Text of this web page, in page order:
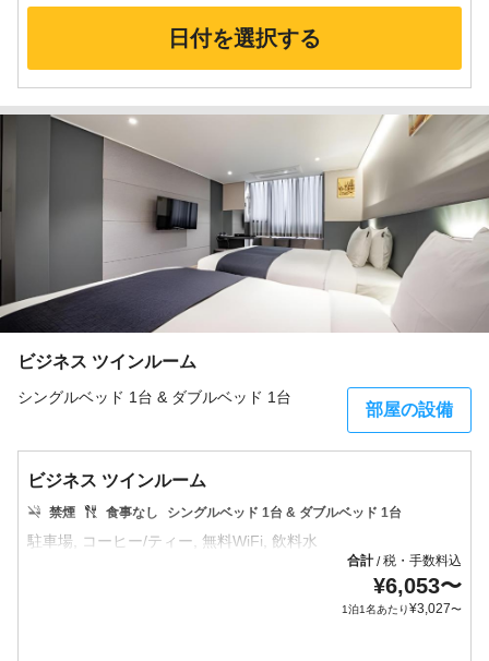
日付を選択する
ビジネス ツインルーム
シングルベッド 1台 & ダブルベッド 1台
部屋の設備
ビジネス ツインルーム
禁煙 食事なし シングルベッド 1台 & ダブルベッド 1台
合計/税・手数料込
¥6,053〜
1泊1名あたり¥3,027〜